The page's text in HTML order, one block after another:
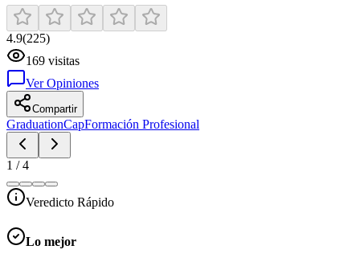
4.9(225)
169 visitas
Ver Opiniones
Compartir
GraduationCapFormación Profesional
1 /4
Veredicto Rápido
Lo mejor